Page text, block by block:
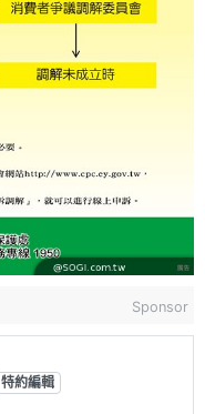
Sponsor
特約編輯